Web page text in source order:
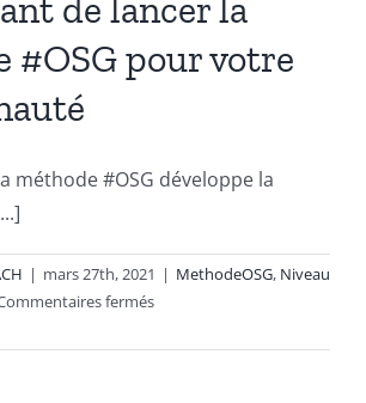
#OSG pour votre
méthode #OSG développe la
| mars 27th, 2021 | MethodeOSG, Niveau
ferméssur
901